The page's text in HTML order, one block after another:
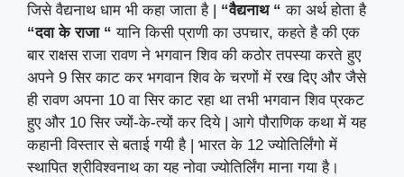
जिसे वैद्यनाथ धाम भी कहा जाता है | “वैद्यनाथ “ का अर्थ होता है
“दवा के राजा “ यानि किसी प्राणी का उपचार, कहते है की एक
बार राक्षस राजा रावण ने भगवान शिव की कठोर तपस्या करते हुए
अपने 9 सिर काट कर भगवान शिव के चरणों में रख दिए और जैसे
ही रावण अपना 10 वा सिर काट रहा था तभी भगवान शिव प्रकट
हुए और 10 सिर ज्यों-के-त्यों कर दिये | आगे पौराणिक कथा में यह
कहानी विस्तार से बताई गयी है | भारत के 12 ज्योतिर्लिंगो में
स्थापित श्रीविश्वनाथ का यह नोवा ज्योतिर्लिंग माना गया है।